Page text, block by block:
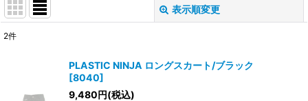
表示順変更
2件
PLASTIC NINJA ロングスカート/ブラック
[8040]
9,480円(税込)